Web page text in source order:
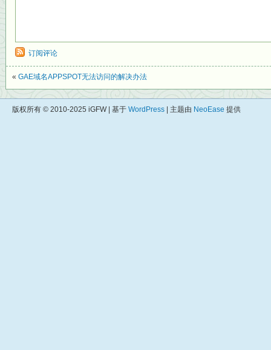
订阅评论
« GAE域名APPSPOT无法访问的解决办法
版权所有 © 2010-2025 iGFW | 基于 WordPress | 主题由 NeoEase 提供